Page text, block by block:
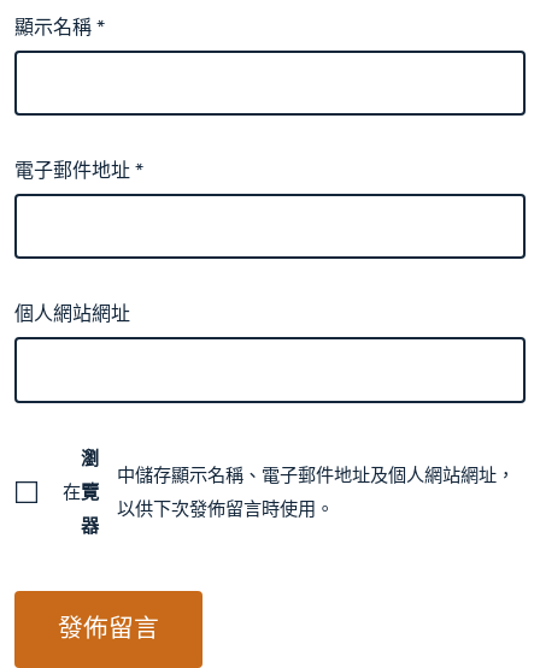
顯示名稱*
電子郵件地址*
個人網站網址
在
瀏
覽
器
中儲存顯示名稱、電子郵件地址及個人網站網址，
以供下次發佈留言時使用。